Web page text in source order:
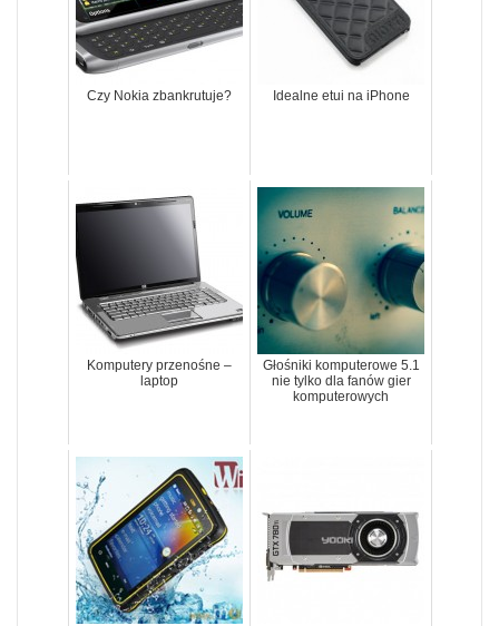
Czy Nokia zbankrutuje? Idealne etui na iPhone
Komputery przenośne –
laptop
Głośniki komputerowe 5.1
nie tylko dla fanów gier
komputerowych